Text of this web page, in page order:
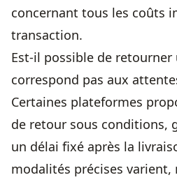
concernant tous les coûts
transaction.
Est-il possible de
correspond pas aux
Certaines plateformes
de retour sous conditions,
un délai fixé après la
modalités précises